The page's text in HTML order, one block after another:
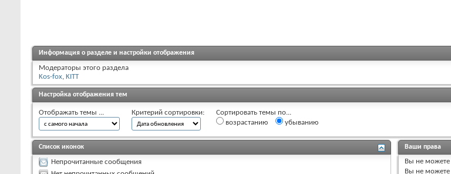
Информация о разделе и настройки отображения
Модераторы этого раздела
Kos-fox, KITT
Настройка отображения тем
Отображать темы ... Критерий сортировки:
Сортировать темы по...
возрастанию
убыванию
Список иконок
Непрочитанные сообщения
Ваши права
Вы не можете
Вы не можете